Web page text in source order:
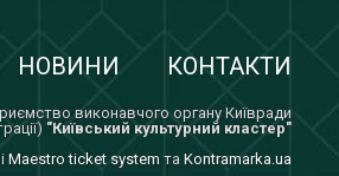
НОВИНИ КОНТАКТИ
виконавчого органу Київради
"Київський культурний кластер"
Maestro ticket system та Kontramarka.ua